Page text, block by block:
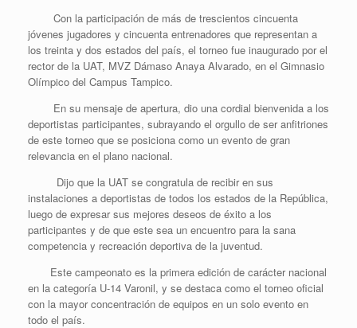
Con la participación de más de trescientos cincuenta
jóvenes jugadores y cincuenta entrenadores que representan a
los treinta y dos estados del país, el torneo fue inaugurado por el
rector de la UAT, MVZ Dámaso Anaya Alvarado, en el Gimnasio
Olímpico del Campus Tampico.
En su mensaje de apertura, dio una cordial bienvenida a los
deportistas participantes, subrayando el orgullo de ser anfitriones
de este torneo que se posiciona como un evento de gran
relevancia en el plano nacional.
Dijo que la UAT se congratula de recibir en sus
instalaciones a deportistas de todos los estados de la República,
luego de expresar sus mejores deseos de éxito a los
participantes y de que este sea un encuentro para la sana
competencia y recreación deportiva de la juventud.
Este campeonato es la primera edición de carácter nacional
en la categoría U-14 Varonil, y se destaca como el torneo oficial
con la mayor concentración de equipos en un solo evento en
todo el país.